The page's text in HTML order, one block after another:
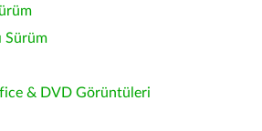
Sürüm
& DVD Görüntüleri